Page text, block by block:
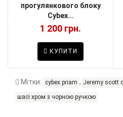
прогулянкового блоку
Cybex...
1 200 грн.
КУПИТИ
Мітки: cybex priam , Jeremy scott
шасі хром з чорною ручкою